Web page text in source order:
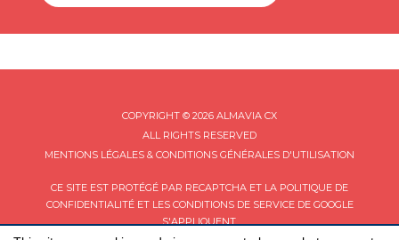
COPYRIGHT © 2026 ALMAVIA CX
ALL RIGHTS RESERVED
MENTIONS LÉGALES & CONDITIONS GÉNÉRALES D'UTILISATION
CE SITE EST PROTÉGÉ PAR RECAPTCHA ET LA POLITIQUE DE
CONFIDENTIALITÉET LES CONDITIONS DE SERVICEDE GOOGLE
S'APPLIQUENT.